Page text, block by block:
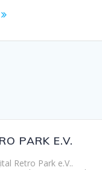
PARK E.V.
Retro Park e.V..